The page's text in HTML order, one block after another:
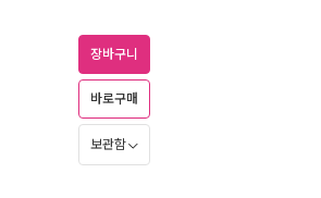
장바구니
바로구매
보관함